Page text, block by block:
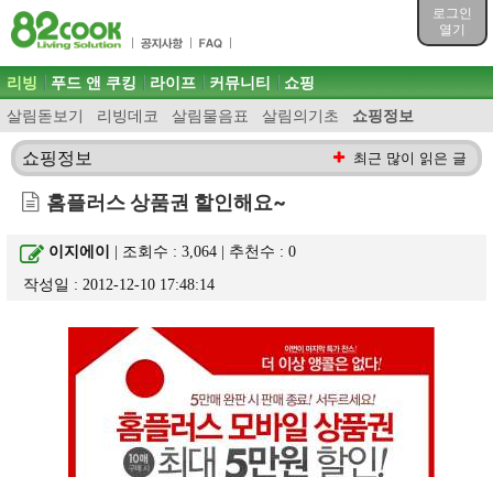
로그인
열기
목차
주메뉴 바로가기
컨텐츠 바로가기
검색 바로가기
로그인 바로가기
주메뉴
리빙
살림돋보기 리빙데코 살림물음표 살림의기초 쇼핑정보
푸드 앤 쿠킹 라이프 커뮤니티 쇼핑
쇼핑정보 최근 많이 읽은 글
홈플러스 상품권 할인해요~
이지에이 | 조회수 : 3,064 | 추천수 :0
작성일 : 2012-12-10 17:48:14